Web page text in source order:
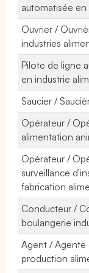
automatisée
Ouvrier /
industries
Pilote de ligne
en industrie
Saucier /
Opérateur /
alimentation
Opérateur /
surveillance
fabrication
Conducteur /
boulangerie
Agent / Agente
production